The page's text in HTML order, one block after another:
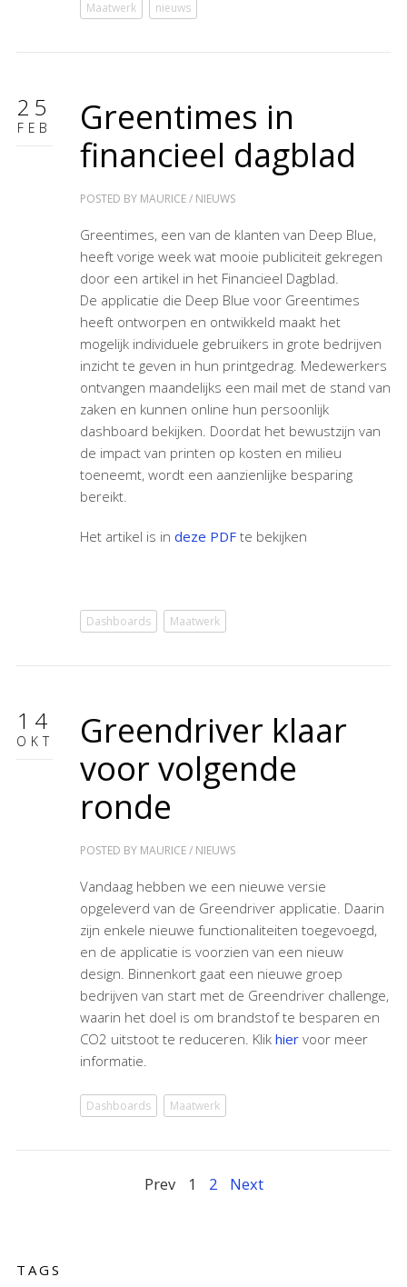
Maatwerk nieuws
25
FEB
Greentimes in
financieel dagblad
POSTED BY MAURICE/ NIEUWS
Greentimes, een van de klanten van Deep Blue,
heeft vorige week wat mooie publiciteit gekregen
door een artikel in het Financieel Dagblad.
De applicatie die Deep Blue voor Greentimes
heeft ontworpen en ontwikkeld maakt het
mogelijk individuele gebruikers in grote bedrijven
inzicht te geven in hun printgedrag. Medewerkers
ontvangen maandelijks een mail met de stand van
zaken en kunnen online hun persoonlijk
dashboard bekijken. Doordat het bewustzijn van
de impact van printen op kosten en milieu
toeneemt, wordt een aanzienlijke besparing
bereikt.
Het artikel is in deze PDFte bekijken
Dashboards Maatwerk
14
OKT
Greendriver klaar
voor volgende
ronde
POSTED BY MAURICE/ NIEUWS
Vandaag hebben we een nieuwe versie
opgeleverd van de Greendriver applicatie. Daarin
zijn enkele nieuwe functionaliteiten toegevoegd,
en de applicatie is voorzien van een nieuw
design. Binnenkort gaat een nieuwe groep
bedrijven van start met de Greendriver challenge,
waarin het doel is om brandstof te besparen en
CO2 uitstoot te reduceren. Klik hiervoor meer
informatie.
Dashboards Maatwerk
Prev 1 2 Next
TAGS